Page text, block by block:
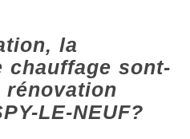
la
sont-
LE-NEUF?